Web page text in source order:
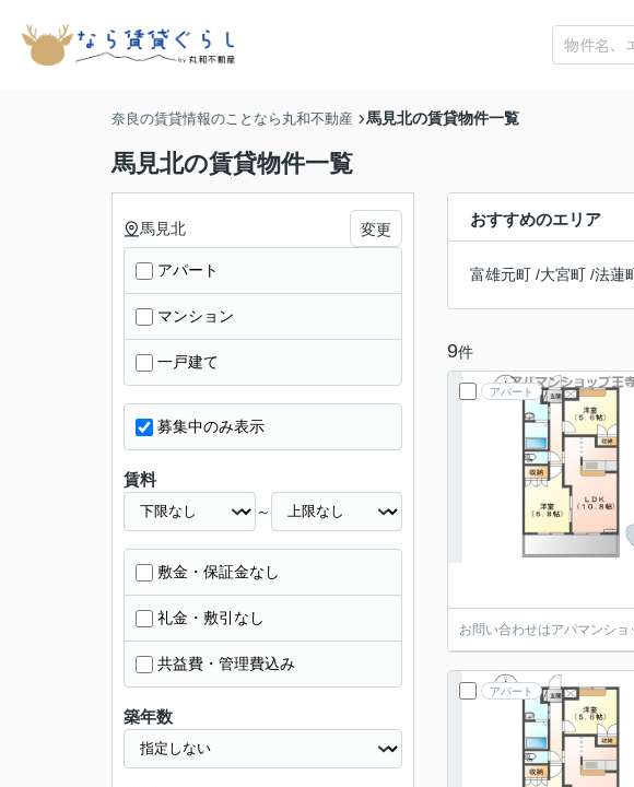
奈良の賃貸情報のことなら丸和不動産 馬見北の賃貸物件一覧
馬見北の賃貸物件一覧
おすすめのエリア
富雄元町 /大宮町 /法蓮
9件
アパート
お問い合わせはアパマンシ
アパート
馬見北 変更
アパート
マンション
一戸建て
募集中のみ表示
賃料
～
敷金・保証金なし
礼金・敷引なし
共益費・管理費込み
築年数